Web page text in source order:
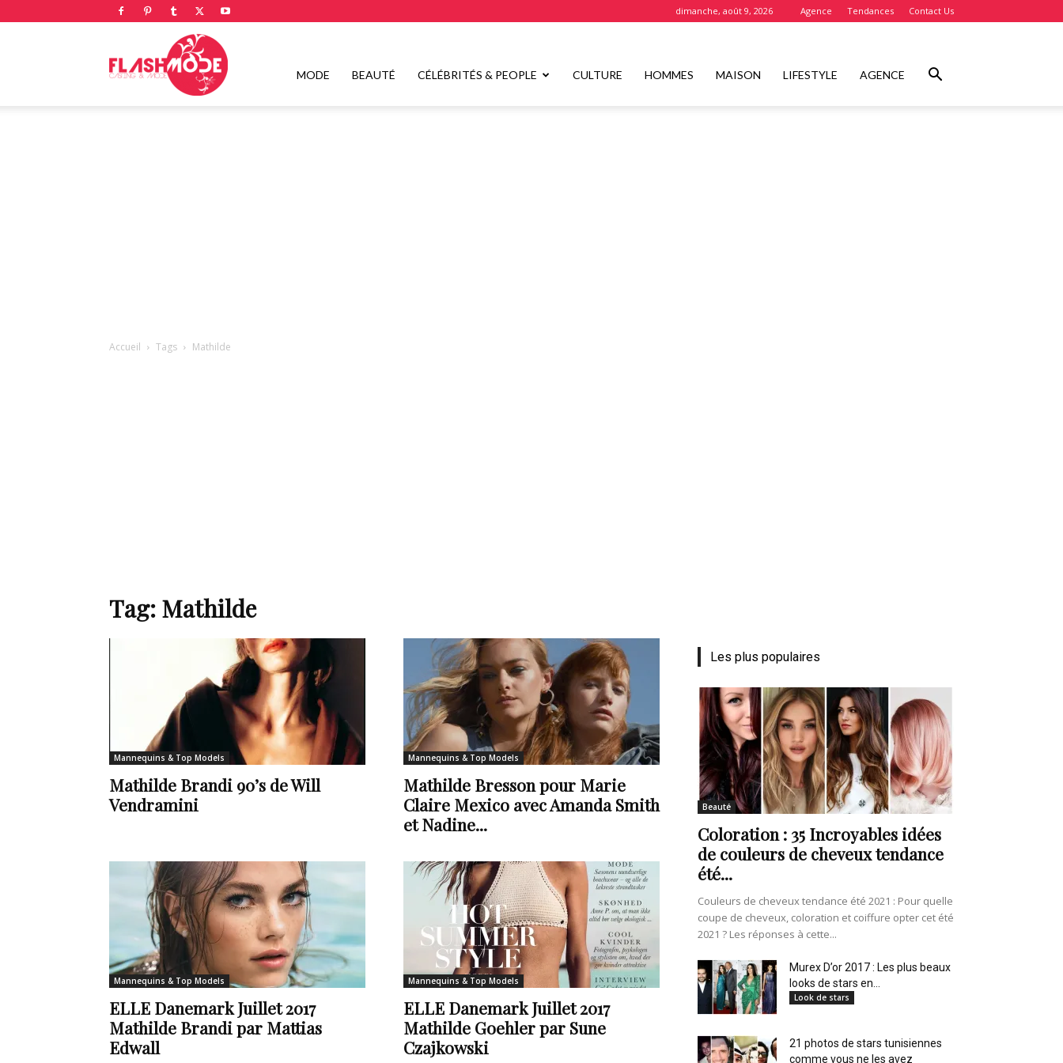
dimanche, août 9, 2026 Agence Tendances Contact Us
Flashmode
style
de
Numéro
un
MODE BEAUTÉ CÉLÉBRITÉS & PEOPLE CULTURE HOMMES MAISON LIFESTYLE AGENCE
Accueil Tags Mathilde
Tag: Mathilde
Mannequins & Top Models
Mathilde Brandi 90’s de Will
Vendramini
Mannequins & Top Models
Mathilde Bresson pour Marie
Claire Mexico avec Amanda Smith
et Nadine...
Mannequins & Top Models
ELLE Danemark Juillet 2017
Mathilde Brandi par Mattias
Edwall
Mannequins & Top Models
ELLE Danemark Juillet 2017
Mathilde Goehler par Sune
Czajkowski
Les plus populaires
Beauté
Coloration : 35 Incroyables idées
de couleurs de cheveux tendance
été...
Couleurs de cheveux tendance été 2021 : Pour quelle
coupe de cheveux, coloration et coiffure opter cet été
2021 ? Les réponses à cette...
Murex D’or 2017 : Les plus beaux
looks de stars en...
Look de stars
21 photos de stars tunisiennes
comme vous ne les avez